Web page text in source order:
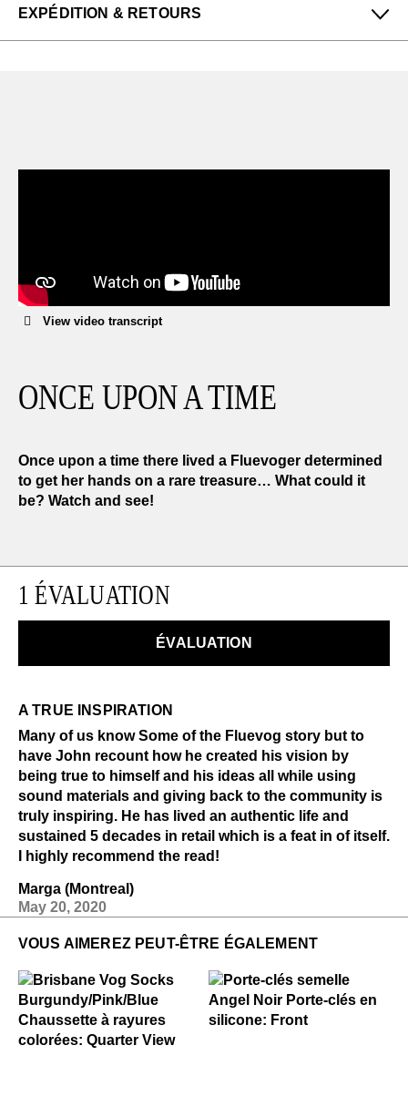
EXPÉDITION & RETOURS
ONCE UPON A TIME
Once upon a time there lived a Fluevoger determined
to get her hands on a rare treasure… What could it
be? Watch and see!
View video transcript
1 ÉVALUATION
ÉVALUATION
A TRUE INSPIRATION
Many of us know Some of the Fluevog story but to
have John recount how he created his vision by
being true to himself and his ideas all while using
sound materials and giving back to the community is
truly inspiring. He has lived an authentic life and
sustained 5 decades in retail which is a feat in of itself.
I highly recommend the read!
Marga (Montreal)
May 20, 2020
VOUS AIMEREZ PEUT-ÊTRE ÉGALEMENT